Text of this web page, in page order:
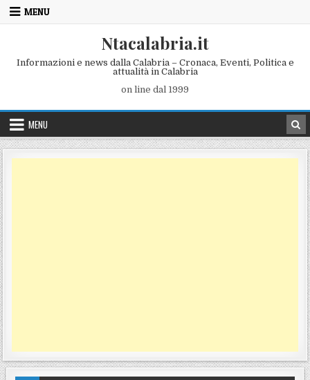
Skip to content
MENU
Ntacalabria.it
Informazioni e news dalla Calabria – Cronaca, Eventi, Politica e
attualità in Calabria
on line dal 1999
MENU